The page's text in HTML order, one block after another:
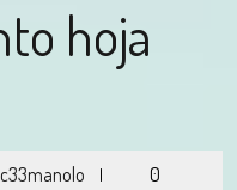
hoja
|
0